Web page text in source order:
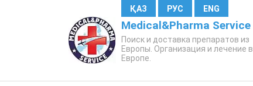
ҚАЗ РУС ENG
Medical&Pharma Service
Поиск и доставка препаратов из
Европы. Организация и лечение в
Европе.